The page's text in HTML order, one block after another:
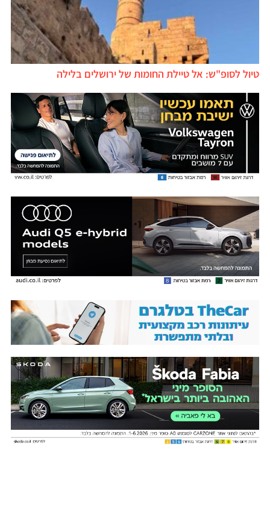
טיול לסופ"ש: אל טיילת החומות של ירושלים בלילה